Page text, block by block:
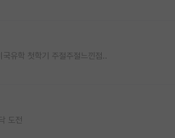
유학 첫학기 주절주절느낀점..
도전